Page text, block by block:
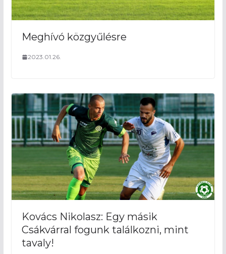
Meghívó közgyűlésre
2023.01.26.
Kovács Nikolasz: Egy másik
Csákvárral fogunk találkozni, mint
tavaly!